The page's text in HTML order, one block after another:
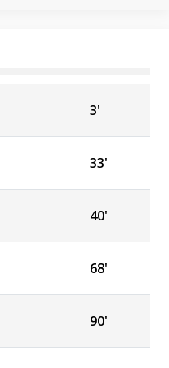
3'
33'
40'
68'
90'